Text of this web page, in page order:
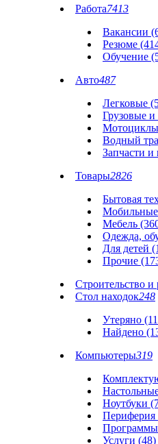
Работа7413
Вакансии
Резюме
Обучение
Авто487
Легковые
Грузовые и
Водный
Запчасти и
Товары2826
Бытовая
Мебель
Одежда,
Для детей
Прочие
Строительство и
Стол находок248
Утеряно
Найдено
Компьютеры319
Ноутбуки
Периферия
Услуги (48)